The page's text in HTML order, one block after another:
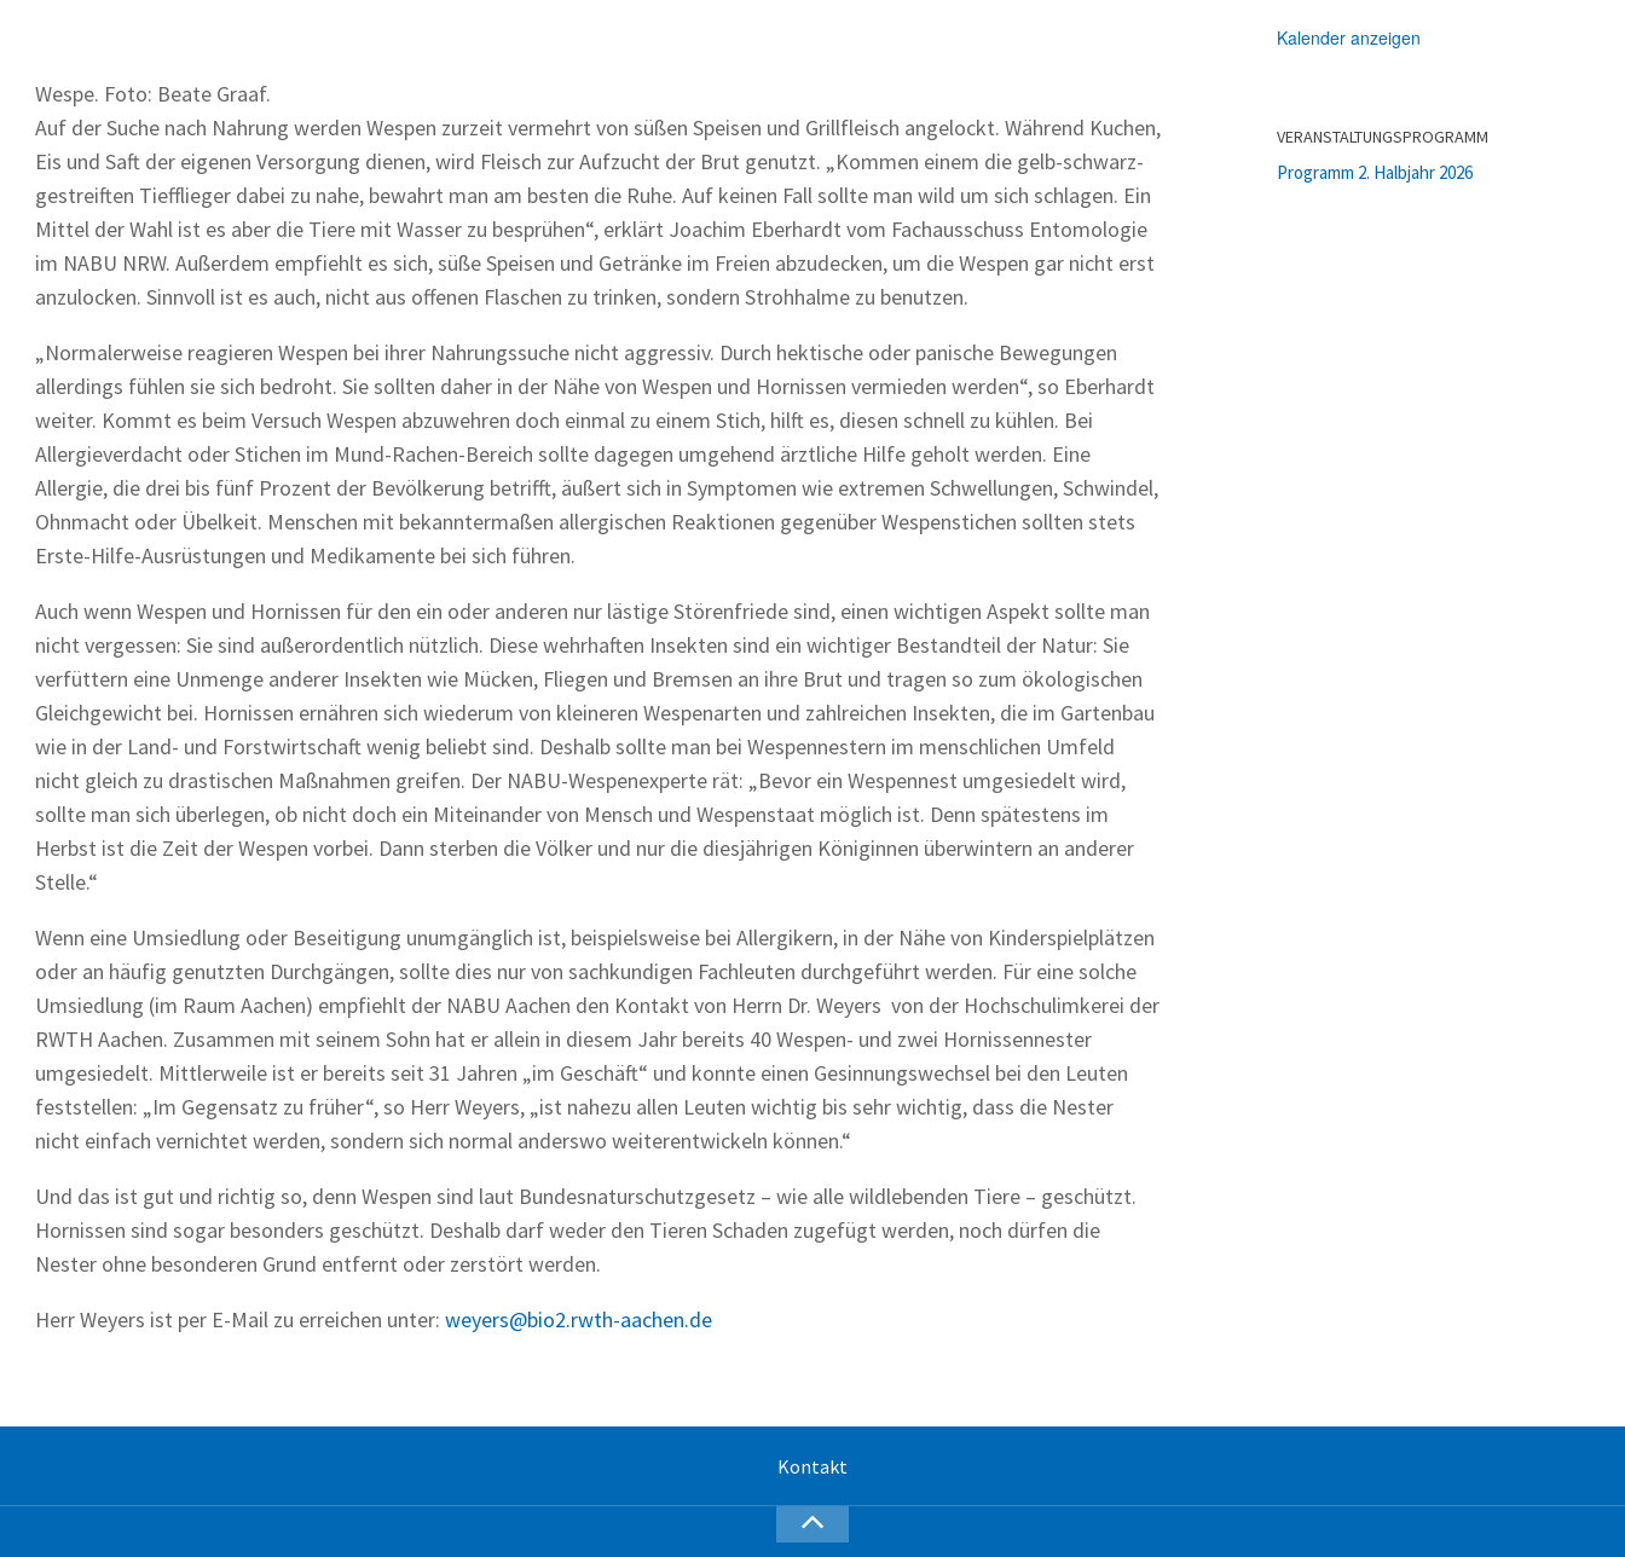
Wespe. Foto: Beate Graaf.
Auf der Suche nach Nahrung werden Wespen zurzeit vermehrt von süßen Speisen und Grillfleisch angelockt. Während Kuchen,
Eis und Saft der eigenen Versorgung dienen, wird Fleisch zur Aufzucht der Brut genutzt. „Kommen einem die gelb-schwarz-
gestreiften Tiefflieger dabei zu nahe, bewahrt man am besten die Ruhe. Auf keinen Fall sollte man wild um sich schlagen. Ein
Mittel der Wahl ist es aber die Tiere mit Wasser zu besprühen“, erklärt Joachim Eberhardt vom Fachausschuss Entomologie
im NABU NRW. Außerdem empfiehlt es sich, süße Speisen und Getränke im Freien abzudecken, um die Wespen gar nicht erst
anzulocken. Sinnvoll ist es auch, nicht aus offenen Flaschen zu trinken, sondern Strohhalme zu benutzen.
„Normalerweise reagieren Wespen bei ihrer Nahrungssuche nicht aggressiv. Durch hektische oder panische Bewegungen
allerdings fühlen sie sich bedroht. Sie sollten daher in der Nähe von Wespen und Hornissen vermieden werden“, so Eberhardt
weiter. Kommt es beim Versuch Wespen abzuwehren doch einmal zu einem Stich, hilft es, diesen schnell zu kühlen. Bei
Allergieverdacht oder Stichen im Mund-Rachen-Bereich sollte dagegen umgehend ärztliche Hilfe geholt werden. Eine
Allergie, die drei bis fünf Prozent der Bevölkerung betrifft, äußert sich in Symptomen wie extremen Schwellungen, Schwindel,
Ohnmacht oder Übelkeit. Menschen mit bekanntermaßen allergischen Reaktionen gegenüber Wespenstichen sollten stets
Erste-Hilfe-Ausrüstungen und Medikamente bei sich führen.
Auch wenn Wespen und Hornissen für den ein oder anderen nur lästige Störenfriede sind, einen wichtigen Aspekt sollte man
nicht vergessen: Sie sind außerordentlich nützlich. Diese wehrhaften Insekten sind ein wichtiger Bestandteil der Natur: Sie
verfüttern eine Unmenge anderer Insekten wie Mücken, Fliegen und Bremsen an ihre Brut und tragen so zum ökologischen
Gleichgewicht bei. Hornissen ernähren sich wiederum von kleineren Wespenarten und zahlreichen Insekten, die im Gartenbau
wie in der Land- und Forstwirtschaft wenig beliebt sind. Deshalb sollte man bei Wespennestern im menschlichen Umfeld
nicht gleich zu drastischen Maßnahmen greifen. Der NABU-Wespenexperte rät: „Bevor ein Wespennest umgesiedelt wird,
sollte man sich überlegen, ob nicht doch ein Miteinander von Mensch und Wespenstaat möglich ist. Denn spätestens im
Herbst ist die Zeit der Wespen vorbei. Dann sterben die Völker und nur die diesjährigen Königinnen überwintern an anderer
Stelle.“
Wenn eine Umsiedlung oder Beseitigung unumgänglich ist, beispielsweise bei Allergikern, in der Nähe von Kinderspielplätzen
oder an häufig genutzten Durchgängen, sollte dies nur von sachkundigen Fachleuten durchgeführt werden. Für eine solche
Umsiedlung (im Raum Aachen) empfiehlt der NABU Aachen den Kontakt von Herrn Dr. Weyers von der Hochschulimkerei der
RWTH Aachen. Zusammen mit seinem Sohn hat er allein in diesem Jahr bereits 40 Wespen- und zwei Hornissennester
umgesiedelt. Mittlerweile ist er bereits seit 31 Jahren „im Geschäft“ und konnte einen Gesinnungswechsel bei den Leuten
feststellen: „Im Gegensatz zu früher“, so Herr Weyers, „ist nahezu allen Leuten wichtig bis sehr wichtig, dass die Nester
nicht einfach vernichtet werden, sondern sich normal anderswo weiterentwickeln können.“
Und das ist gut und richtig so, denn Wespen sind laut Bundesnaturschutzgesetz – wie alle wildlebenden Tiere – geschützt.
Hornissen sind sogar besonders geschützt. Deshalb darf weder den Tieren Schaden zugefügt werden, noch dürfen die
Nester ohne besonderen Grund entfernt oder zerstört werden.
Herr Weyers ist per E-Mail zu erreichen unter: weyers@bio2.rwth-aachen.de
Kalender anzeigen
VERANSTALTUNGSPROGRAMM
Programm 2. Halbjahr 2026
Kontakt